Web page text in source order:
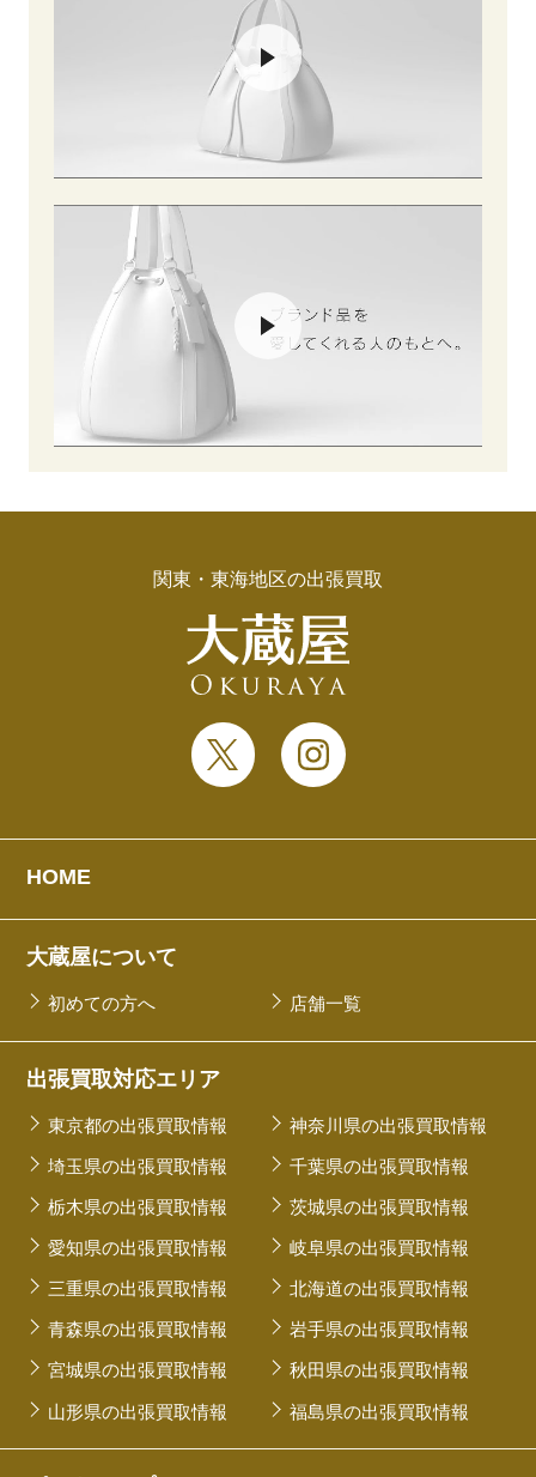
関東・東海地区の出張買取
HOME
大蔵屋について
初めての方へ 店舗一覧
出張買取対応エリア
東京都の出張買取情報 神奈川県の出張買取情報
埼玉県の出張買取情報 千葉県の出張買取情報
栃木県の出張買取情報 茨城県の出張買取情報
愛知県の出張買取情報 岐阜県の出張買取情報
三重県の出張買取情報 北海道の出張買取情報
青森県の出張買取情報 岩手県の出張買取情報
宮城県の出張買取情報 秋田県の出張買取情報
山形県の出張買取情報 福島県の出張買取情報